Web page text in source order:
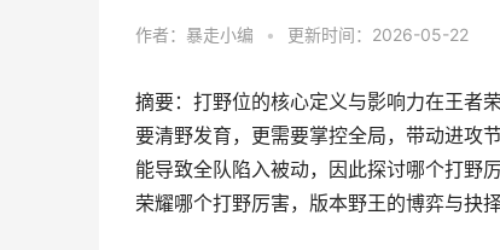
作者： 暴走小编 • 更新时间：2026-05-22
摘要：打野位的核心定义与影响力在王者
要清野发育，更需要掌控全局，带动进攻
能导致全队陷入被动，因此探讨哪个打野
荣耀哪个打野厉害，版本野王的博弈与抉